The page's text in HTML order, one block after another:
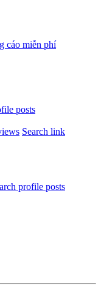
posts
Search link
profile posts